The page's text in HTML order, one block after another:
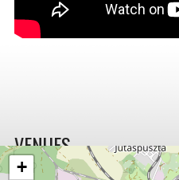
+
VENUES